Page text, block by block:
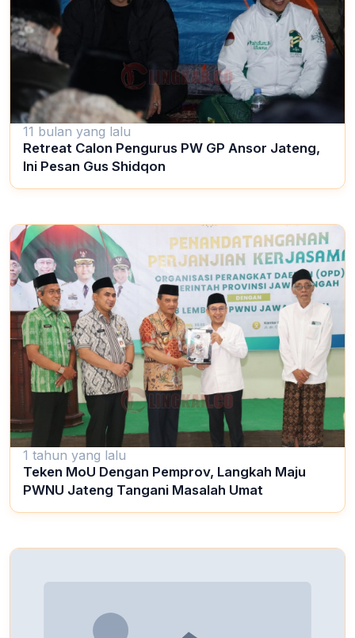
11 bulan yang lalu
Retreat Calon Pengurus PW GP Ansor Jateng,
Ini Pesan Gus Shidqon
1 tahun yang lalu
Teken MoU Dengan Pemprov, Langkah Maju
PWNU Jateng Tangani Masalah Umat